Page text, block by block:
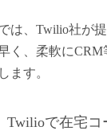
は、Twilio社が
く、柔軟に
ます。
Twilioで在宅